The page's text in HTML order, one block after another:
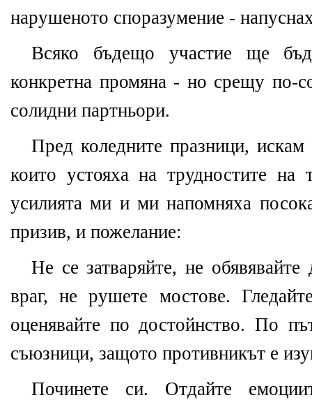
нарушеното споразумение -
Всяко бъдещо участие ще
конкретна промяна - но срещу по-
солидни партньори.
Пред коледните празници, искам
които устояха на трудностите на
усилията ми и ми напомняха
призив, и пожелание:
Не се затваряйте, не
враг, не рушете мостове.
оценявайте по достойнство. По
съюзници, защото противникът е
Починете си. Отдайте